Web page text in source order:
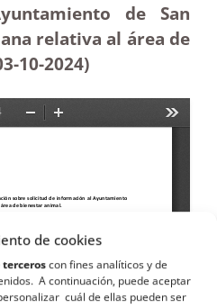
de cookies
con fines analíticos y de
A continuación, puede aceptar
cuál de ellas pueden ser
de San
relativa al área de
10-2024)